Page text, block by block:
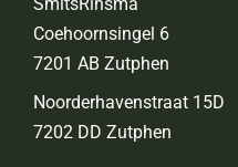
Coehoornsingel 6
7201 AB Zutphen
Noorderhavenstraat 15D
7202 DD Zutphen